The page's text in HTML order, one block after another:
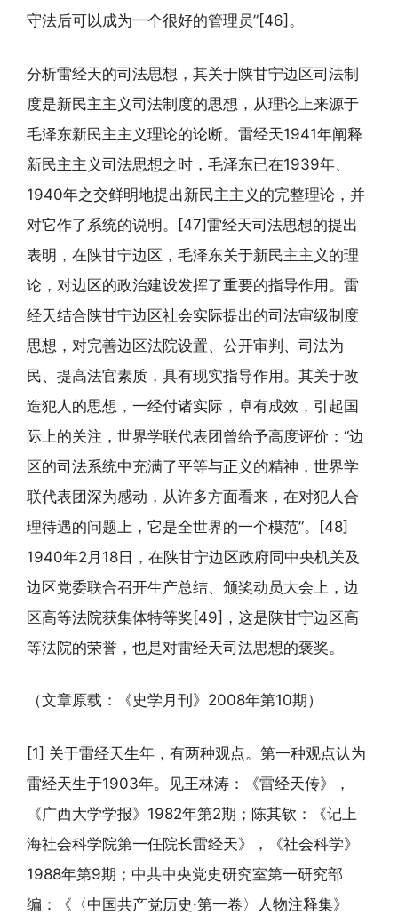
守法后可以成为一个很好的管理员”[46]。
分析雷经天的司法思想，其关于陕甘宁边区司法制
度是新民主主义司法制度的思想，从理论上来源于
毛泽东新民主主义理论的论断。雷经天1941年阐释
新民主主义司法思想之时，毛泽东已在1939年、
1940年之交鲜明地提出新民主主义的完整理论，并
对它作了系统的说明。[47]雷经天司法思想的提出
表明，在陕甘宁边区，毛泽东关于新民主主义的理
论，对边区的政治建设发挥了重要的指导作用。雷
经天结合陕甘宁边区社会实际提出的司法审级制度
思想，对完善边区法院设置、公开审判、司法为
民、提高法官素质，具有现实指导作用。其关于改
造犯人的思想，一经付诸实际，卓有成效，引起国
际上的关注，世界学联代表团曾给予高度评价：“边
区的司法系统中充满了平等与正义的精神，世界学
联代表团深为感动，从许多方面看来，在对犯人合
理待遇的问题上，它是全世界的一个模范”。[48]
1940年2月18日，在陕甘宁边区政府同中央机关及
边区党委联合召开生产总结、颁奖动员大会上，边
区高等法院获集体特等奖[49]，这是陕甘宁边区高
等法院的荣誉，也是对雷经天司法思想的褒奖。
（文章原载：《史学月刊》2008年第10期）
[1] 关于雷经天生年，有两种观点。第一种观点认为
雷经天生于1903年。见王林涛：《雷经天传》，
《广西大学学报》1982年第2期；陈其钦：《记上
海社会科学院第一任院长雷经天》，《社会科学》
1988年第9期；中共中央党史研究室第一研究部
编：《〈中国共产党历史·第一卷〉人物注释集》